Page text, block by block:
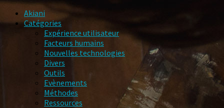
Akiani
Catégories
Expérience utilisateur
Facteurs humains
Nouvelles technologies
Divers
Outils
Evènements
Méthodes
Ressources